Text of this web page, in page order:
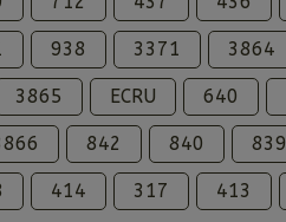
938 3371 3864
3865 ECRU 640
842 840 839
414 317 413